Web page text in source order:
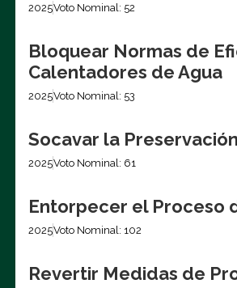
2025Voto Nominal: 52
Bloquear Normas de
Calentadores de Agua
2025Voto Nominal: 53
Socavar la
2025Voto Nominal: 61
Entorpecer el Proceso
2025Voto Nominal: 102
Revertir Medidas de